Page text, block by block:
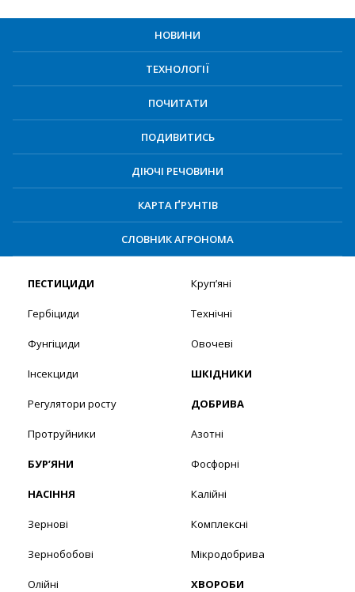
НОВИНИ
ТЕХНОЛОГІЇ
ПОЧИТАТИ
ПОДИВИТИСЬ
ДІЮЧІ РЕЧОВИНИ
КАРТА ҐРУНТІВ
СЛОВНИК АГРОНОМА
ПЕСТИЦИДИ
Гербіциди
Фунгіциди
Інсекциди
Регулятори росту
Протруйники
БУР’ЯНИ
НАСІННЯ
Зернові
Зернобобові
Олійні
Круп’яні
Технічні
Овочеві
ШКІДНИКИ
ДОБРИВА
Азотні
Фосфорні
Калійні
Комплексні
Мікродобрива
ХВОРОБИ